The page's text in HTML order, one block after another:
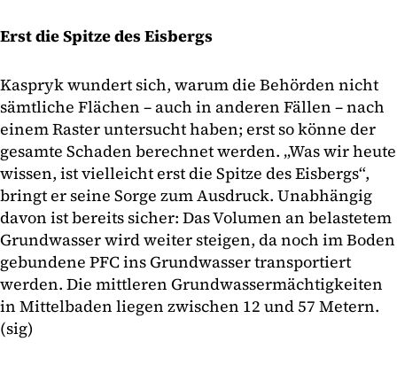
Erst die Spitze des Eisbergs
Kaspryk wundert sich, warum die Behörden nicht
sämtliche Flächen – auch in anderen Fällen – nach
einem Raster untersucht haben; erst so könne der
gesamte Schaden berechnet werden. „Was wir heute
wissen, ist vielleicht erst die Spitze des Eisbergs“,
bringt er seine Sorge zum Ausdruck. Unabhängig
davon ist bereits sicher: Das Volumen an belastetem
Grundwasser wird weiter steigen, da noch im Boden
gebundene PFC ins Grundwasser transportiert
werden. Die mittleren Grundwassermächtigkeiten
in Mittelbaden liegen zwischen 12 und 57 Metern.
(sig)